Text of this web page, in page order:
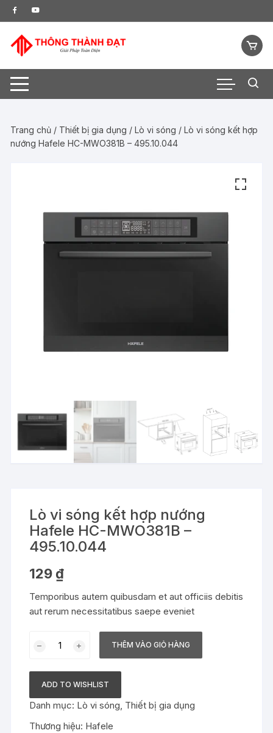
Chuyển
tới
dung
Trang chủ / Thiết bị gia dụng / Lò vi sóng / Lò vi sóng kết hợp
nướng Hafele HC-MWO381B – 495.10.044
Lò vi sóng kết hợp nướng
Hafele HC-MWO381B –
495.10.044
129 ₫
Temporibus autem quibusdam et aut officiis debitis
aut rerum necessitatibus saepe eveniet
hợp
nướng
Hafele
THÊM VÀO GIỎ HÀNG
ADD TO WISHLIST
Danh mục: Lò vi sóng, Thiết bị gia dụng
Thương hiệu: Hafele